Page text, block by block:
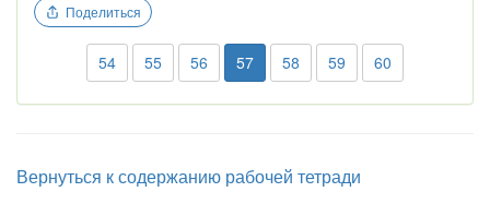
Поделиться
54 55 56 57 58 59 60
Вернуться к содержанию рабочей тетради